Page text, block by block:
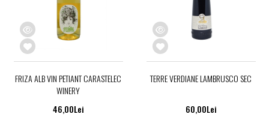
FRIZA ALB VIN PETIANT CARASTELEC
WINERY
46,00Lei
TERRE VERDIANE LAMBRUSCO SEC
60,00Lei